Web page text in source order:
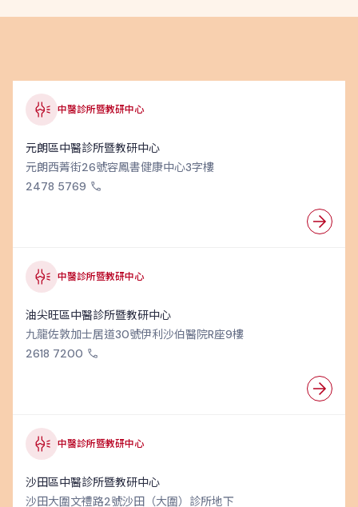
中醫診所暨教研中心
元朗區中醫診所暨教研中心
元朗西菁街26號容鳳書健康中心3字樓
2478 5769
中醫診所暨教研中心
油尖旺區中醫診所暨教研中心
九龍佐敦加士居道30號伊利沙伯醫院R座9樓
2618 7200
中醫診所暨教研中心
沙田區中醫診所暨教研中心
沙田大圍文禮路2號沙田（大圍）診所地下